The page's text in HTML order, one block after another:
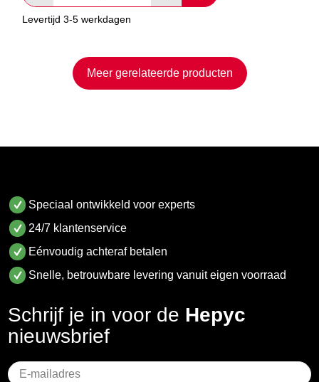
Levertijd 3-5 werkdagen
Meer gerelateerde producten
Speciaal ontwikkeld voor experts
24/7 klantenservice
Eénvoudig achteraf betalen
Snelle, betrouwbare levering vanuit eigen voorraad
Schrijf je in voor de Hepyc
nieuwsbrief
Geen